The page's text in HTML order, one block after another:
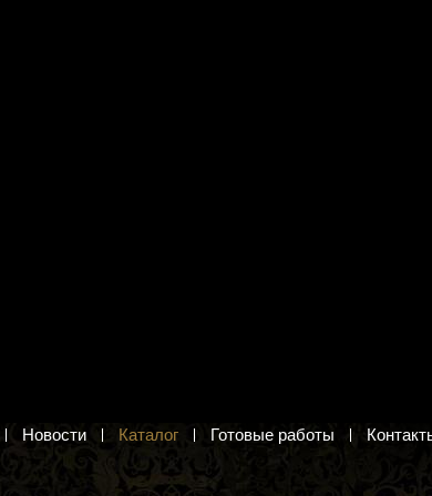
Новости Каталог Готовые работы